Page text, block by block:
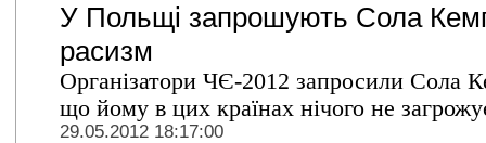
У Польщі запрошують Сола
расизм
Організатори ЧЄ-2012 запросили Сола
що йому в цих країнах нічого не
29.05.2012 18:17:00